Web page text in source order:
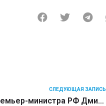
СЛЕДУЮЩАЯ ЗАПИСЬ
Робот Промобот узнал премьер-министра РФ Дмитрия Медведева спустя три года